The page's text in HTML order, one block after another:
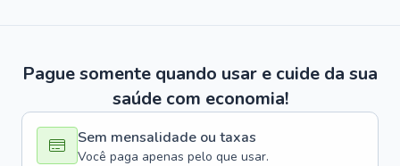
Pague somente quando usar e cuide da sua
saúde com economia!
Sem mensalidade ou taxas
Você paga apenas pelo que usar.